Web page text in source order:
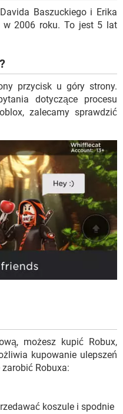
Baszuckiego i Erika
w 2006 roku. To jest 5 lat
przycisk u góry strony.
dotyczące procesu
zalecamy sprawdzić
możesz kupić Robux,
kupowanie ulepszeń
Robuxa:
koszule i spodnie